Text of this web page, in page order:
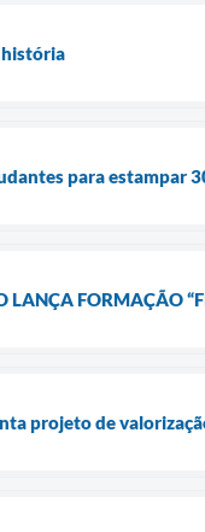
história
para estampar
FORMAÇÃO
projeto de